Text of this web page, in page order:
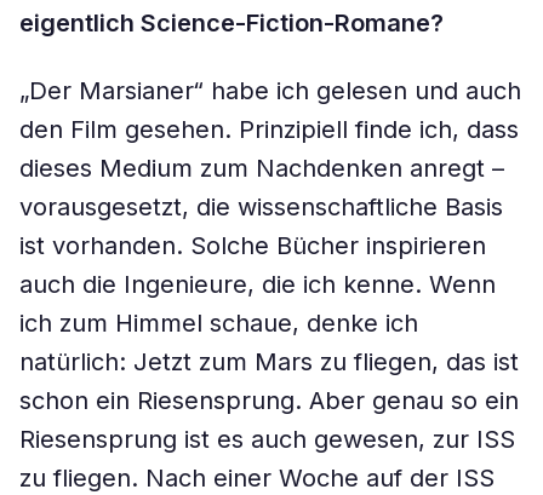
eigentlich Science-Fiction-Romane?
„Der Marsianer“ habe ich gelesen und auch
den Film gesehen. Prinzipiell finde ich, dass
dieses Medium zum Nachdenken anregt –
vorausgesetzt, die wissenschaftliche Basis
ist vorhanden. Solche Bücher inspirieren
auch die Ingenieure, die ich kenne. Wenn
ich zum Himmel schaue, denke ich
natürlich: Jetzt zum Mars zu fliegen, das ist
schon ein Riesensprung. Aber genau so ein
Riesensprung ist es auch gewesen, zur ISS
zu fliegen. Nach einer Woche auf der ISS